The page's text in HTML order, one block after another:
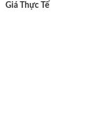
Giá Thực Tế